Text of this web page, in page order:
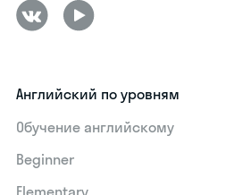
Английский по уровням
Обучение английскому
Beginner
Elementary